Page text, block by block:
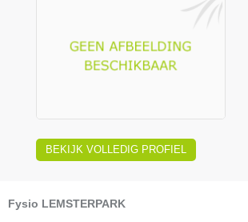
BEKIJK VOLLEDIG PROFIEL
Fysio LEMSTERPARK